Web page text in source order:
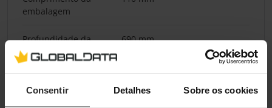
Consentir Detalhes Sobre os cookies
embalagem
Profundidade da
embalagem
690 mm